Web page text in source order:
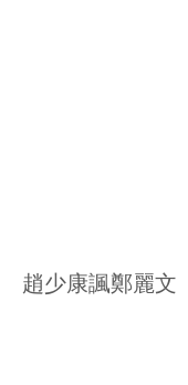
趙少康諷鄭麗文